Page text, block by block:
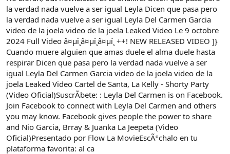
la verdad nada vuelve a ser igual Leyla Dicen que pasa pero
la verdad nada vuelve a ser igual Leyla Del Carmen Garcia
video de la joela video de la joela Leaked Video Le 9 octobre
2024 Full Video â¤µï¸â¤µï¸â¤µï¸ ++! NEW RELEASED VIDEO ]}
Cuando muere alguien que amas duele el alma duele hasta
respirar Dicen que pasa pero la verdad nada vuelve a ser
igual Leyla Del Carmen Garcia video de la joela video de la
joela Leaked Video Cartel de Santa, La Kelly - Shorty Party
(Video Oficial)SuscrÃbete: : Leyla Del Carmen is on Facebook.
Join Facebook to connect with Leyla Del Carmen and others
you may know. Facebook gives people the power to share
and Nio Garcia, Brray & Juanka La Jeepeta (Video
Oficial)Presentado por Flow La MovieEscÃºchalo en tu
plataforma favorita: al ca